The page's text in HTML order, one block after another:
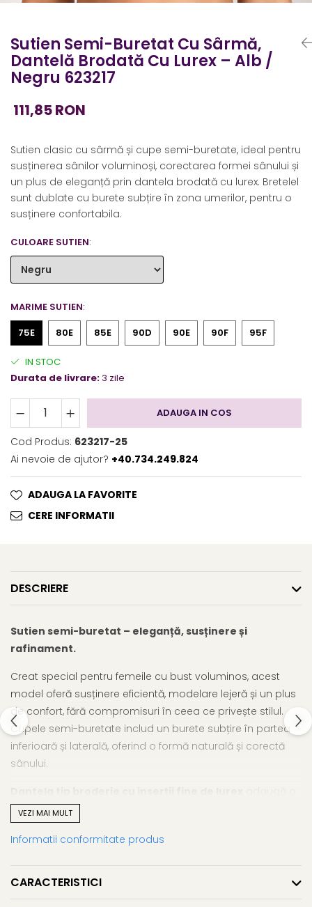
Sutien Semi-Buretat Cu Sârmă,
Dantelă Brodată Cu Lurex – Alb /
Negru 623217
111,85 RON
Sutien clasic cu sârmă și cupe semi-buretate, ideal pentru
susținerea sânilor voluminoși, corectarea formei sânului și
un plus de eleganță prin dantela brodată cu lurex. Bretelel
sunt dublate cu burete subțire în zona umerilor, pentru o
susținere confortabila.
CULOARE SUTIEN:
MARIME SUTIEN:
75E
80E 85E 90D 90E 90F 95F
IN STOC
Durata de livrare:3 zile
ADAUGA IN COS
Cod Produs: 623217-25
Ai nevoie de ajutor? +40.734.249.824
ADAUGA LA FAVORITE
CERE INFORMATII
DESCRIERE
Sutien semi-buretat – eleganță, susținere și
rafinament.
Creat special pentru femeile cu bust voluminos, acest
model oferă susținere eficientă, modelare lejeră și un plus
de confort, fără compromisuri în ceea ce privește stilul.
Cupele semi-buretate includ un burete subțire în partea
inferioară și laterală, oferind o formă naturală și corectă
sânului.
notă rafinată, transformând acest sutien într-o piesă de
lenjerie elegantă, potrivită pentru zi cu zi sau pentru ocazii
speciale.
VEZI MAI MULT
Informatii conformitate produs
CARACTERISTICI